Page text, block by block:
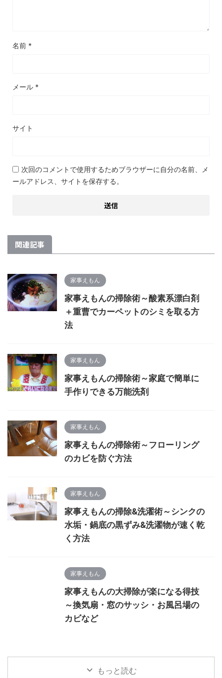
名前 *
メール *
サイト
次回のコメントで使用するためブラウザーに自分の名前、メ
ールアドレス、サイトを保存する。
関連記事
家事えもん
家事えもんの掃除術～酸素系漂白剤
＋重曹でカーペットのシミを取る方
法
家事えもん
家事えもんの掃除術～家庭で簡単に
手作りできる万能洗剤
家事えもん
家事えもんの掃除術～フローリング
のカビを防ぐ方法
家事えもん
家事えもんの掃除&洗濯術～シンクの
水垢・鍋底の黒ずみ&洗濯物が速く乾
く方法
家事えもん
家事えもんの大掃除が楽になる得技
～換気扇・窓のサッシ・お風呂場の
カビなど
もっと読む